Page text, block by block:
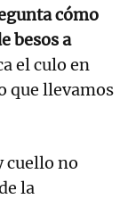
cómo
besos a
el culo en
que llevamos
cuello no
la